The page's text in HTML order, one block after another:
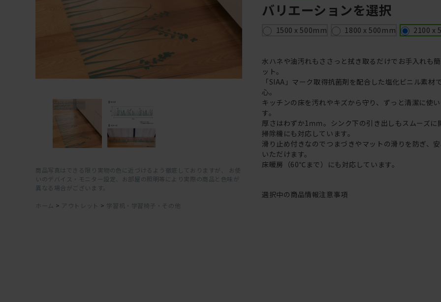
商品写真はできる限り実物の色に近づけるよう徹底しておりますが、 お使
いのデバイス・モニター設定、お部屋の照明等により実際の商品と色味が
異なる場合がございます。
ホーム > アウトレット > 学習机・学習椅子・その他
バリエーションを選択
1500 x 500mm 1800 x 500mm 2100 x
水ハネや油汚れもささっと拭き取るだけでお手入れも
ット。
「SIAA」マーク取得抗菌剤を配合した塩化ビニル素材
心。
キッチンの床を汚れやキズから守り、ずっと清潔に使
す。
厚さはわずか1ｍｍ。シンク下の引き出しもスムーズに
掃除機にも対応しています。
滑り止め付きなのでつまづきやマットの滑りを防ぎ、
いただけます。
床暖房（60℃まで）にも対応しています。
選択中の商品情報注意事項